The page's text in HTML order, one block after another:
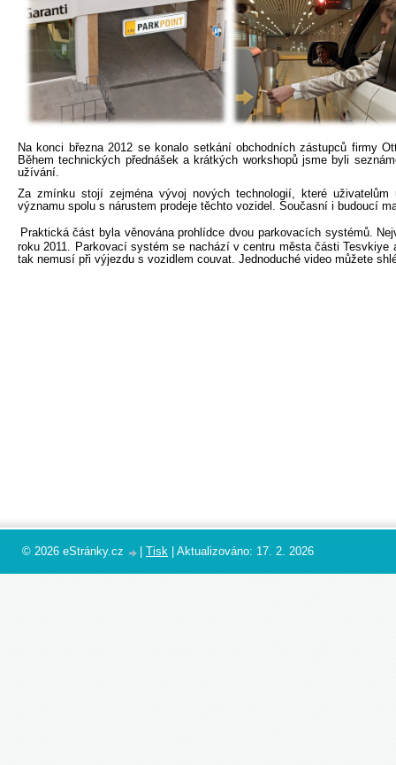
Na konci března 2012 se konalo setkání obchodních zástupců firmy
Během technických přednášek a krátkých workshopů jsme byli
užívání.
Za zmínku stojí zejména vývoj nových technologií, které
významu spolu s nárustem prodeje těchto vozidel. Současní i budoucí
Praktická část byla věnována prohlídce dvou parkovacích systémů.
roku 2011. Parkovací systém se nachází v centru města části
tak nemusí při výjezdu s vozidlem couvat. Jednoduché video můžete
© 2026 eStránky.cz Tisk Aktualizováno: 17. 2. 2026